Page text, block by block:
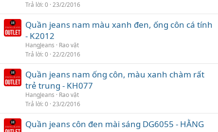
Trả lời 0 23/2/2016
Quần jeans nam màu xanh đen, ống côn cá tính
- K2012
HangJeans
Rao vặt
Trả lời 0 22/2/2016
Quần jeans nam ống côn, màu xanh chàm rất
trẻ trung - KH077
HangJeans
Rao vặt
Trả lời 0 23/2/2016
Quần jeans côn đen mài sáng DG6055 - HẰNG